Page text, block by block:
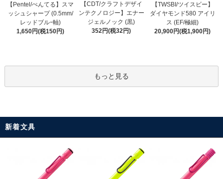
【Pentel/ぺんてる】スマ
ッシュシャープ (0.5mm/
レッドブルｰ軸)
1,650円(税150円)
【CDT/クラフトデザイ
ンテクノロジー】エナー
ジェルノック (黒)
352円(税32円)
【TWSBI/ツイスビー】
ダイヤモンド580 アイリ
ス (EF/極細)
20,900円(税1,900円)
もっと見る
新着文具